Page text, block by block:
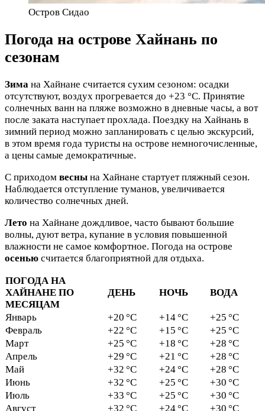
Остров Сидао
Погода на острове Хайнань по
сезонам
Зима на Хайнане считается сухим сезоном: осадки
отсутствуют, воздух прогревается до +23 °C. Принятие
солнечных ванн на пляже возможно в дневные часы, а вот
после заката наступает прохлада. Поездку на Хайнань в
зимний период можно запланировать с целью экскурсий,
в этом время года туристы на острове немногочисленные,
а цены самые демократичные.
С приходом весны на Хайнане стартует пляжный сезон.
Наблюдается отступление туманов, увеличивается
количество солнечных дней.
Лето на Хайнане дождливое, часто бывают большие
волны, дуют ветра, купание в условия повышенной
влажности не самое комфортное. Погода на острове
осенью считается благоприятной для отдыха.
ПОГОДА НА
ХАЙНАНЕ ПО
МЕСЯЦАМ
ДЕНЬ НОЧЬ ВОДА
Январь +20 °C +14 °C
+25 °C
Февраль
+22 °C +15 °C
+25 °C
Март
+25 °C +18 °C
+28 °C
Апрель
+29 °C +21 °C
+28 °C
Май
+32 °C +24 °C
+28 °C
Июнь
+32 °C +25 °C
+30 °C
Июль
+33 °C +25 °C
+30 °C
Август
+32 °C +24 °C
+30 °C